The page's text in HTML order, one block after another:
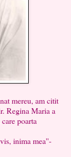
mereu, am citit
Regina Maria a
poarta
inima mea''-